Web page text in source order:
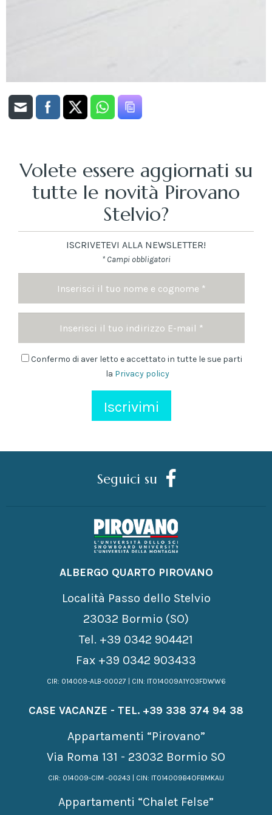
Volete essere aggiornati su
tutte le novità Pirovano
Stelvio?
ISCRIVETEVI ALLA NEWSLETTER!
* Campi obbligatori
e
Email
Newsletter
Confermo di aver letto e accettato in tutte le sue parti
la Privacy policy
Seguici su
ALBERGO QUARTO PIROVANO
Località Passo dello Stelvio
23032 Bormio (SO)
Tel. +39 0342 904421
Fax +39 0342 903433
CIR: 014009-ALB-00027 | CIN: IT014009A1YO3FDWW6
CASE VACANZE - TEL. +39 338 374 94 38
Appartamenti “Pirovano”
Via Roma 131 - 23032 Bormio SO
CIR: 014009-CIM -00243 | CIN: IT014009B4OFBMKAIJ
Appartamenti “Chalet Felse”